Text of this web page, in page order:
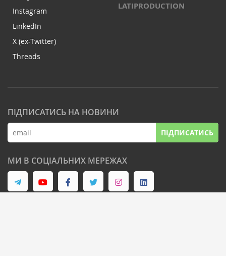
Instagram
LinkedIn
X (ex-Twitter)
Threads
LATIPRODUCTION
ПІДПИСАТИСЬ НА НОВИНИ
ПІДПИСАТИСЬ
МИ В СОЦІАЛЬНИХ МЕРЕЖАХ